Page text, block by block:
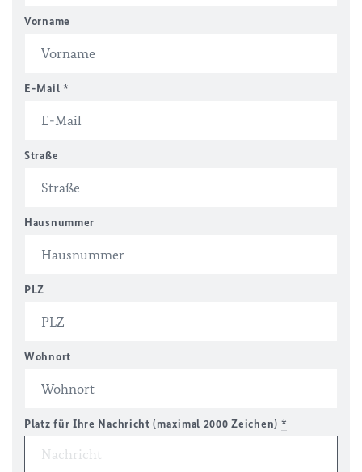
Vorname
E-Mail *
Straße
Hausnummer
PLZ
Wohnort
Platz für Ihre Nachricht (maximal 2000 Zeichen) *